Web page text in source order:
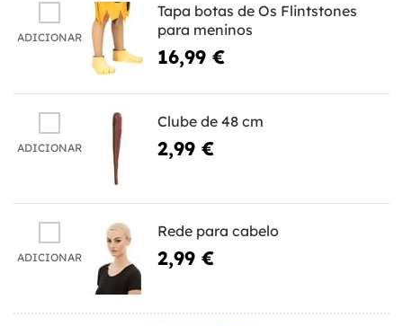
ADICIONAR
Tapa botas de Os Flintstones
para meninos
16,99 €
ADICIONAR
Clube de 48 cm
2,99 €
ADICIONAR
Rede para cabelo
2,99 €